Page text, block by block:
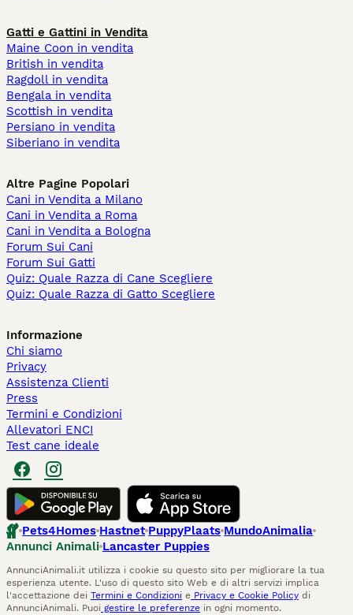
Gatti e Gattini in Vendita
Maine Coon in vendita
British in vendita
Ragdoll in vendita
Bengala in vendita
Scottish in vendita
Persiano in vendita
Siberiano in vendita
Altre Pagine Popolari
Cani in Vendita a Milano
Cani in Vendita a Roma
Cani in Vendita a Bologna
Forum Sui Cani
Forum Sui Gatti
Quiz: Quale Razza di Cane Scegliere
Quiz: Quale Razza di Gatto Scegliere
Informazione
Chi siamo
Privacy
Assistenza Clienti
Press
Termini e Condizioni
Allevatori ENCI
Test cane ideale
Pets4Homes Hastnet PuppyPlaats MundoAnimalia
Annunci Animali Lancaster Puppies
AnnunciAnimali.it utilizza i cookie su questo sito per migliorare la tua
esperienza utente. L'uso di questo sito Web e di altri servizi implica
l'accettazione dei Termini e Condizioni e Privacy e Cookie Policy di
AnnunciAnimali. Puoi gestire le preferenze in ogni momento.